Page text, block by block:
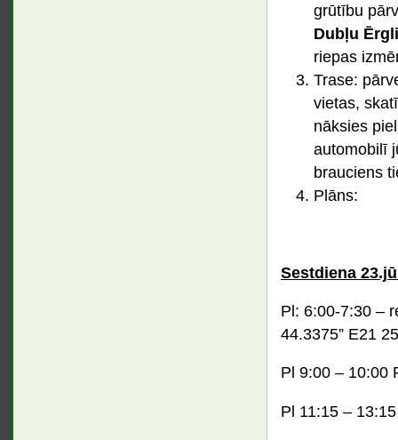
grūtību
Dubļu
riepas
Trase:
vietas,
nāksies
automobilī
brauciens
Plāns:
Sestdiena
Pl: 6:00-7:30 –
44.3375” E21
Pl 9:00 – 10:00
Pl 11:15 –